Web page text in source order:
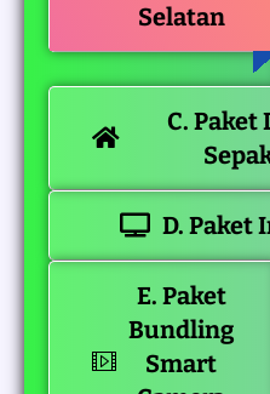
Selatan
C. Paket
D. Paket
E. Paket
Bundling
Smart